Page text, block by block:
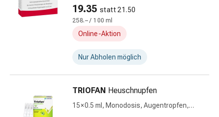
Hühneraugen
Nagel
Narben,Tinkturen
Gels
Trockene
Spröde
19.35 statt 21.50
258.– / 100 ml
Online-Aktion
Nur Abholen möglich
TRIOFAN Heuschnupfen
15 × 0.5 ml, Monodosis, Augentropfen,